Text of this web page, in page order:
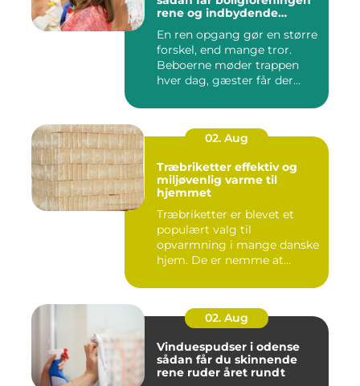
rene og indbydende
En ren opgang gør en større
forskel, end mange tror.
Beboerne møder trappen
hver dag, gæster får der...
02. Aug
Træbriketter effektiv og
miljøvenlig varme til
hjemmet
Træbriketter er blevet et
populært valg til
opvarmning i mange danske
hjem. De er nemme at
02. Aug
Vinduespudser i odense
sådan får du skinnende
rene ruder året rundt